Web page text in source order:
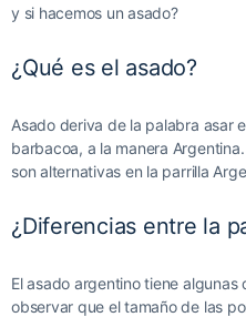
y si hacemos un asado?
¿Qué es el asado?
Asado deriva de la palabra asar
barbacoa, a la manera
son alternativas en la parrilla
¿Diferencias entre la
El asado argentino tiene
observar que el tamaño de las